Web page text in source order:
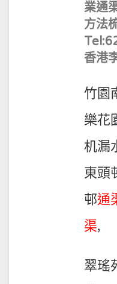
業通
方法
香港
竹園
樂花
机漏
東頭
邨通
渠,
翠瑤